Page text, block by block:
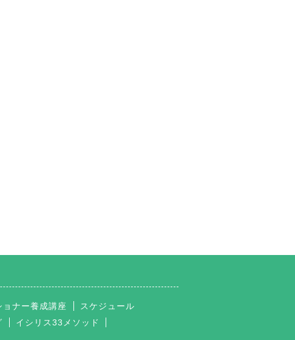
ナー養成講座
スケジュール
イシリス33メソッド